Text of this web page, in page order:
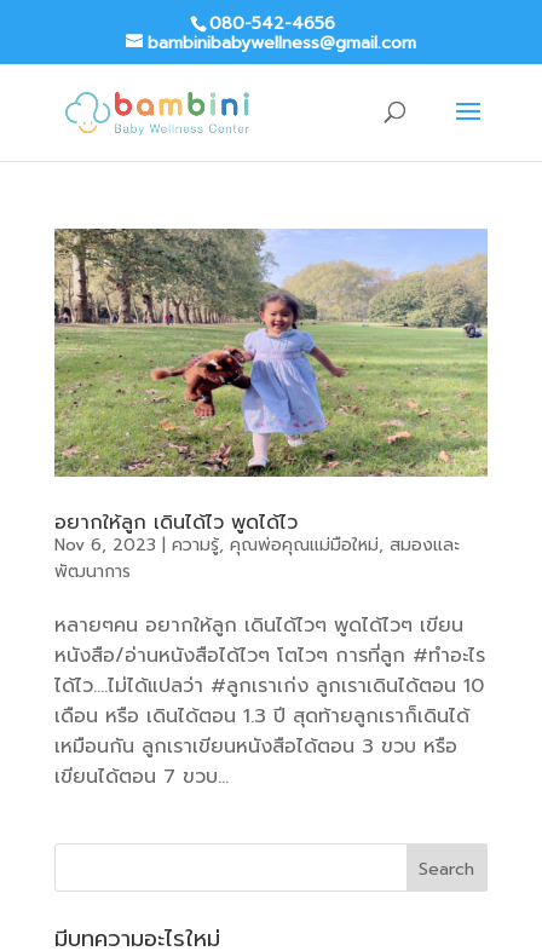
080-542-4656
bambinibabywellness@gmail.com
อยากให้ลูก เดินได้ไว พูดได้ไว
Nov 6, 2023 | ความรู้, คุณพ่อคุณแม่มือใหม่, สมองและ
พัฒนาการ
หลายๆคน อยากให้ลูก เดินได้ไวๆ พูดได้ไวๆ เขียน
หนังสือ/อ่านหนังสือได้ไวๆ โตไวๆ การที่ลูก #ทำอะไร
ได้ไว….ไม่ได้แปลว่า #ลูกเราเก่ง ลูกเราเดินได้ตอน 10
เดือน หรือ เดินได้ตอน 1.3 ปี สุดท้ายลูกเราก็เดินได้
เหมือนกัน ลูกเราเขียนหนังสือได้ตอน 3 ขวบ หรือ
เขียนได้ตอน 7 ขวบ...
มีบทความอะไรใหม่